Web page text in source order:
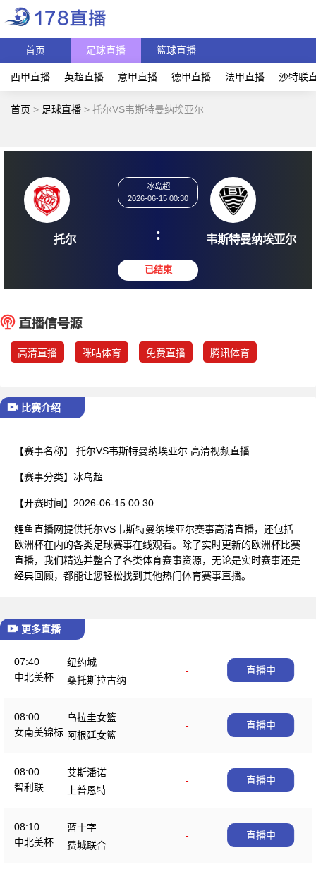
首页 足球直播 篮球直播
西甲直播 英超直播 意甲直播 德甲直播 法甲直播 沙特联
首页 > 足球直播 > 托尔VS韦斯特曼纳埃亚尔
托尔
2026-06-15 00:30
: 韦斯特曼
高清直播 咪咕体育 免费直播 腾讯体育
比赛介绍
【赛事名称】 托尔VS韦斯特曼纳埃亚尔 高清视频直播
【赛事分类】 冰岛超
【开赛时间】 2026-06-15 00:30
鲤鱼直播网提供托尔VS韦斯特曼纳埃亚尔赛事高清直播，还包括
欧洲杯在内的各类足球赛事在线观看。除了实时更新的欧洲杯比赛
直播，我们精选并整合了各类体育赛事资源，无论是实时赛事还是
经典回顾，都能让您轻松找到其他热门体育赛事直播。
更多直播
07:40
中北美杯
纽约城
-
桑托斯拉古纳
直播中
08:00
女南美锦标
乌拉圭女篮
-
阿根廷女篮
直播中
08:00
智利联
艾斯潘诺
-
上普恩特
直播中
08:10
中北美杯
蓝十字
-
费城联合
直播中